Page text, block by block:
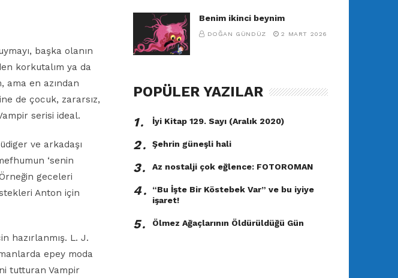
başka olanın
korkutalım ya da
ama en azından
de çocuk, zararsız,
serisi ideal.
ve arkadaşı
‘senin
geceleri
Anton için
hazırlanmış. L. J.
epey moda
tutturan Vampir
Benim ikinci beynim
DOĞAN GÜNDÜZ 2 MART 2026
POPÜLER YAZILAR
1․ İyi Kitap 129. Sayı (Aralık 2020)
2․ Şehrin güneşli hali
3․ Az nostalji çok eğlence: FOTOROMAN
4․
“Bu İşte Bir Köstebek Var” ve bu iyiye
işaret!
5․ Ölmez Ağaçlarının Öldürüldüğü Gün